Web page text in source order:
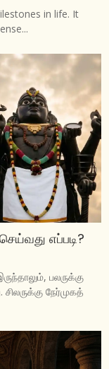
in life. It
எப்படி?
பலருக்கு
நேர்முகத்